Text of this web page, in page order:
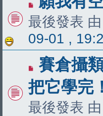
最後發表 由
09-01 ,
賽倉攝
把它學完！
最後發表 由